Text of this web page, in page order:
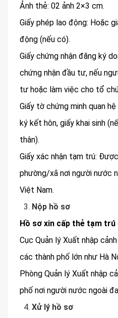
Ảnh thẻ: 02 ảnh 2×3 cm.
Giấy phép lao động: Hoặc
động (nếu có).
Giấy chứng nhận đăng ký
chứng nhận đầu tư, nếu
tư hoặc làm việc cho tổ
Giấy tờ chứng minh quan
ký kết hôn, giấy khai sinh
thân).
Giấy xác nhận tạm trú:
phường/xã nơi người nước
Việt Nam.
Nộp hồ sơ
Hồ sơ xin cấp thẻ tạm
Cục Quản lý Xuất nhập
các thành phố lớn như Hà
Phòng Quản lý Xuất nhập
phố nơi người nước ngoài
Xử lý hồ sơ